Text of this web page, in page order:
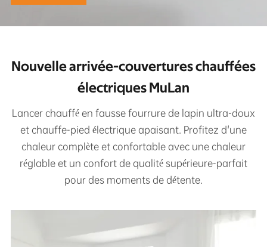
Nouvelle arrivée-couvertures chauffées
électriques MuLan
Lancer chauffé en fausse fourrure de lapin ultra-doux
et chauffe-pied électrique apaisant. Profitez d'une
chaleur complète et confortable avec une chaleur
réglable et un confort de qualité supérieure-parfait
pour des moments de détente.